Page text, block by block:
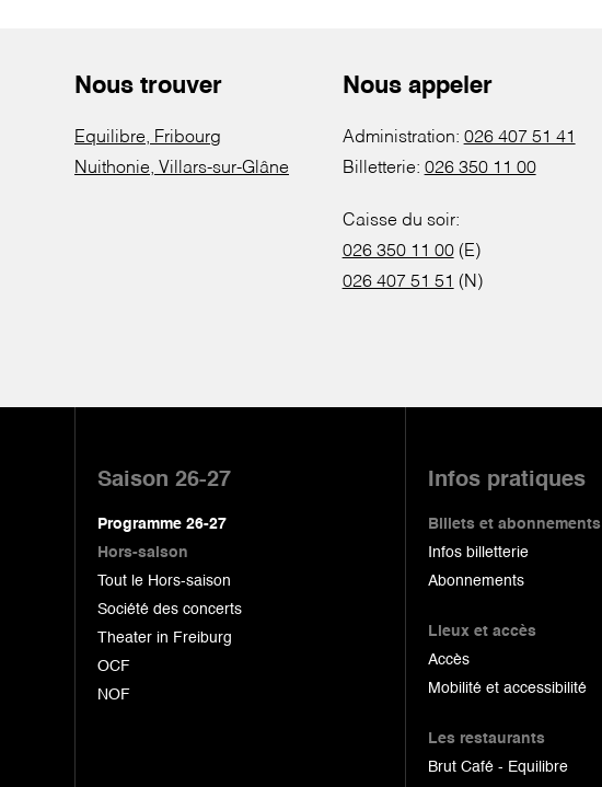
Nous trouver
Equilibre, Fribourg
Nuithonie, Villars-sur-Glâne
Nous appeler
Administration: 026 407 51 41
Billetterie: 026 350 11 00
Caisse du soir:
026 350 11 00(E)
026 407 51 51 (N)
Saison 26-27
Programme 26-27
Hors-saison
Tout le Hors-saison
Société des concerts
Theater in Freiburg
OCF
NOF
Infos pratiques
Billets et abonnements
Infos billetterie
Abonnements
Lieux et accès
Accès
Mobilité et accessibilité
Les restaurants
Brut Café - Equilibre